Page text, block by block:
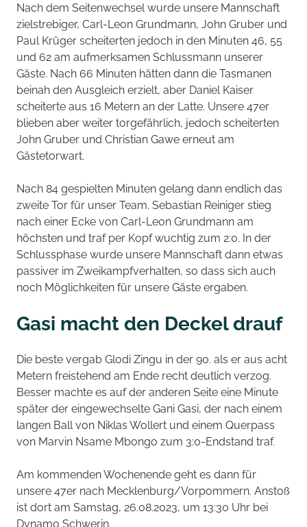
Nach dem Seitenwechsel wurde unsere Mannschaft
zielstrebiger, Carl-Leon Grundmann, John Gruber und
Paul Krüger scheiterten jedoch in den Minuten 46, 55
und 62 am aufmerksamen Schlussmann unserer
Gäste. Nach 66 Minuten hätten dann die Tasmanen
beinah den Ausgleich erzielt, aber Daniel Kaiser
scheiterte aus 16 Metern an der Latte. Unsere 47er
blieben aber weiter torgefährlich, jedoch scheiterten
John Gruber und Christian Gawe erneut am
Gästetorwart.
Nach 84 gespielten Minuten gelang dann endlich das
zweite Tor für unser Team. Sebastian Reiniger stieg
nach einer Ecke von Carl-Leon Grundmann am
höchsten und traf per Kopf wuchtig zum 2:0. In der
Schlussphase wurde unsere Mannschaft dann etwas
passiver im Zweikampfverhalten, so dass sich auch
noch Möglichkeiten für unsere Gäste ergaben.
Gasi macht den Deckel drauf
Die beste vergab Glodi Zingu in der 90. als er aus acht
Metern freistehend am Ende recht deutlich verzog.
Besser machte es auf der anderen Seite eine Minute
später der eingewechselte Gani Gasi, der nach einem
langen Ball von Niklas Wollert und einem Querpass
von Marvin Nsame Mbongo zum 3:0-Endstand traf.
Am kommenden Wochenende geht es dann für
unsere 47er nach Mecklenburg/Vorpommern. Anstoß
ist dort am Samstag, 26.08.2023, um 13:30 Uhr bei
Dynamo Schwerin.